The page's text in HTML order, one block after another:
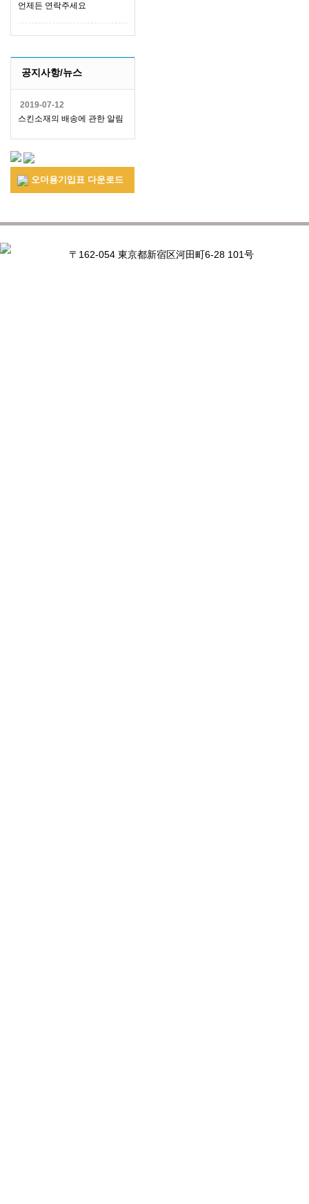
언제든 연락주세요
공지사항/뉴스
2019-07-12
스킨소재의 배송에 관한 알림
오더용기입표 다운로드
〒162-054 東京都新宿区河田町6-28 101号